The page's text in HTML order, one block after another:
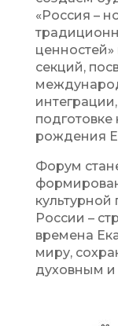
«Россия –
ценностей»
секций,
рождения
Форум
культурной
России –
времена
миру,
духовным и